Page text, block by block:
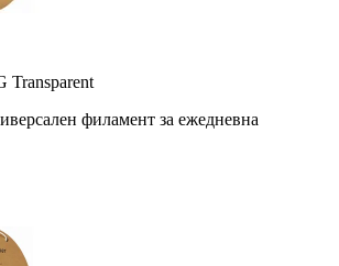
Transparent
филамент за ежедневна